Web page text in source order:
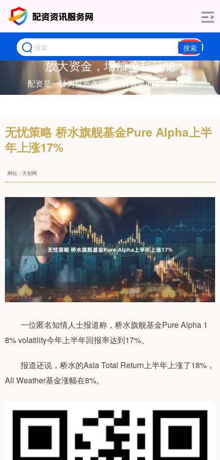
搜索
放大资金，增加盈利可能
配资是一种为投资者提供杠杆资金的金融服务！
无忧策略 桥水旗舰基金Pure Alpha上半
年上涨17%
网站：天创网
一位匿名知情人士报道称，桥水旗舰基金Pure Alpha 1
8% volatility今年上半年回报率达到17%。
报道还说，桥水的Asia Total Return上半年上涨了18%，
All Weather基金涨幅在8%。